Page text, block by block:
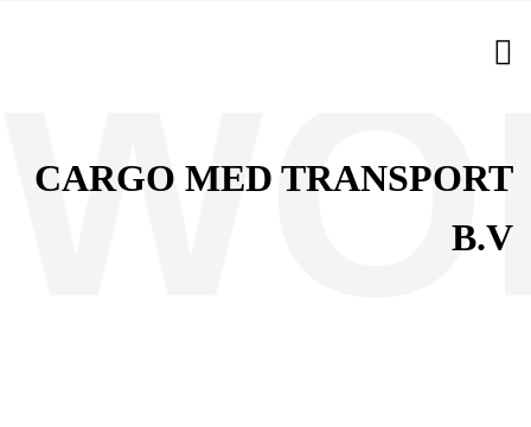
CARGO MED TRANSPORT
B.V